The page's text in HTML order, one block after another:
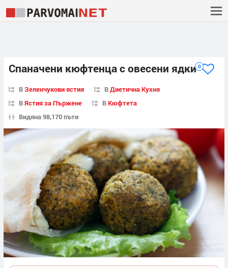
Спаначени кюфтенца с овесени ядки 0
ВЗеленчукови ястия ВДиетична Кухня
ВЯстия за Пържене ВКюфтета
Видяна 98,170 пъти